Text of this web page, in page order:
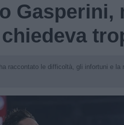
Gasperini,
raccontato le difficoltà, gli infortuni e la